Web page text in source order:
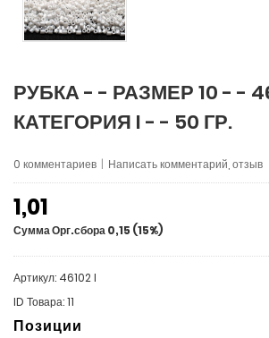
РУБКА - - РАЗМЕР 10 - -
КАТЕГОРИЯ I - - 50 ГР.
0 комментариев | Написать комментарий, отзыв
1,01
Сумма Орг.сбора 0,15 (15%)
Артикул: 46102 I
ID Товара: 11
Позиции